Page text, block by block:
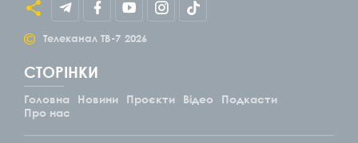
© Телеканал ТВ-7 2026
СТОРІНКИ
Головна Новини Проєкти Відео
Подкасти
Про нас